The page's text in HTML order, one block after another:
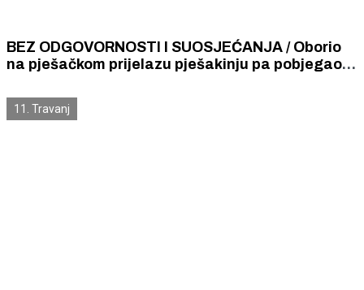
BEZ ODGOVORNOSTI I SUOSJEĆANJA / Oborio
na pješačkom prijelazu pješakinju pa pobjegao s
dozvolom
11. Travanj